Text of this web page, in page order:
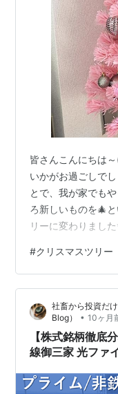
皆さんこんにちは
いかがお過ごしで
とで、我が家でも
ろ新しいものを🎄
リーに変わりまし
組みです✨ 実際は
光り、幻想的なイ
に電源はスマホと
ーとつなぐだけで
こうおすすめです
初めは超初心者で…
#クリスマスツリー
社畜から投資だ
Blog）
• 10ヶ月
【株式銘柄徹底
線御三家 光ファ
製品～